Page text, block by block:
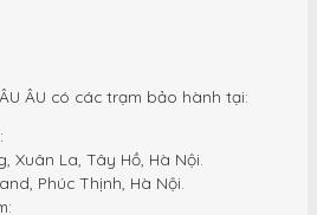
ÂU có các trạm bảo hành tại:
Xuân La, Tây Hồ, Hà Nội.
Phúc Thịnh, Hà Nội.